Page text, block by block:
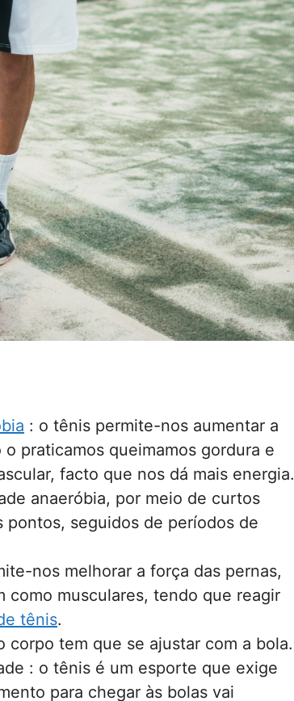
: o tênis permite-nos aumentar a
praticamos queimamos gordura e
facto que nos dá mais energia.
anaeróbia, por meio de curtos
seguidos de períodos de
nos melhorar a força das pernas,
como musculares, tendo que reagir
tênis.
tem que se ajustar com a bola.
: o tênis é um esporte que exige
para chegar às bolas vai